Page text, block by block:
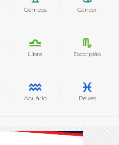
Gêmeos Câncer
Libra Escorpião
Aquário Peixes